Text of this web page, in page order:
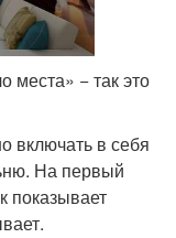
места» − так это
включать в себя
На первый
показывает